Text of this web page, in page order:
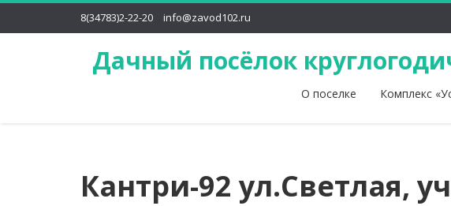
8(34783)2-22-20 info@zavod102.ru
Дачный посёлок
О поселке Комплекс
Кантри-92 ул.Светлая,